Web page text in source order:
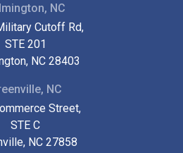
NC
Cutoff Rd,
STE 201
NC 28403
NC
Street,
STE C
NC 27858